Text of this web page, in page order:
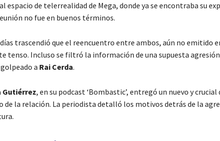
espacio de telerrealidad de Mega, donde ya se encontraba su
no fue en buenos términos.
trascendió que el reencuentro entre ambos, aún no emitido
tenso. Incluso se filtró la información de una supuesta
golpeado a Rai Cerda.
Gutiérrez, en su podcast ‘Bombastic’, entregó un nuevo y
de la relación. La periodista detalló los motivos detrás de la